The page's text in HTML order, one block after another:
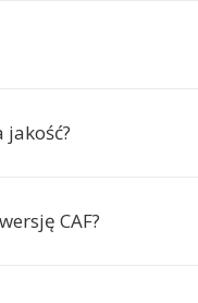
jakość?
CAF?